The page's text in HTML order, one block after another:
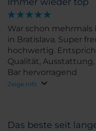
War schon mehrmals
in Bratislava. Super
hochwertig. Entspricht
Qualität,
Bar hervorragend
Zeige Info
Das beste seit